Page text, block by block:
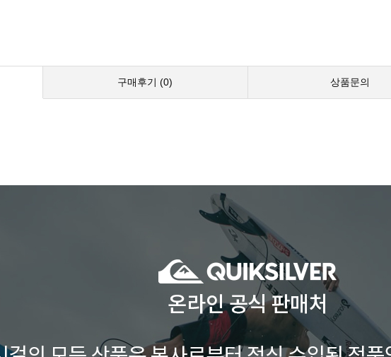
구매후기 (0) 상품문의